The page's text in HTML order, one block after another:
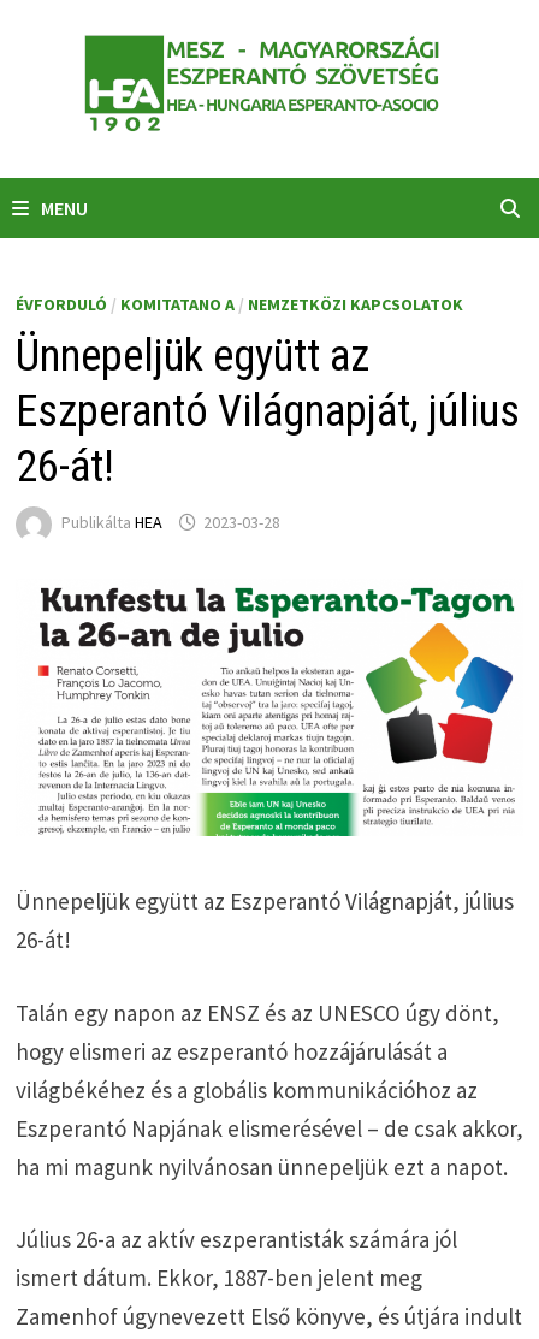
MENU
ÉVFORDULÓ / KOMITATANO A/ NEMZETKÖZI KAPCSOLATOK
Ünnepeljük együtt az
Eszperantó Világnapját, július
26-át!
Publikálta HEA 2023-03-28
Ünnepeljük együtt az Eszperantó Világnapját, július
26-át!
Talán egy napon az ENSZ és az UNESCO úgy dönt,
hogy elismeri az eszperantó hozzájárulását a
világbékéhez és a globális kommunikációhoz az
Eszperantó Napjának elismerésével – de csak akkor,
ha mi magunk nyilvánosan ünnepeljük ezt a napot.
Július 26-a az aktív eszperantisták számára jól
ismert dátum. Ekkor, 1887-ben jelent meg
Zamenhof úgynevezett Első könyve, és útjára indult